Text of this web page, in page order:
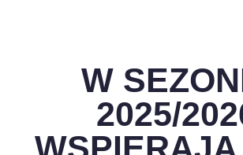
W
2025/